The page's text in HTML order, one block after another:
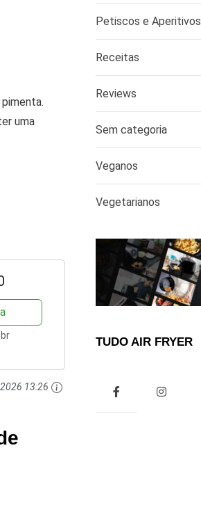
uma
13:26
Petiscos e Aperitivos
Receitas
Reviews
Sem categoria
Veganos
Vegetarianos
TUDO AIR FRYER